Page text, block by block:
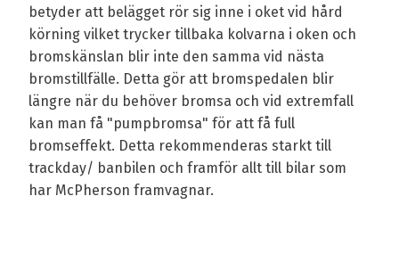
betyder att belägget rör sig inne i oket vid hård
körning vilket trycker tillbaka kolvarna i oken och
bromskänslan blir inte den samma vid nästa
bromstillfälle. Detta gör att bromspedalen blir
längre när du behöver bromsa och vid extremfall
kan man få "pumpbromsa" för att få full
bromseffekt. Detta rekommenderas starkt till
trackday/ banbilen och framför allt till bilar som
har McPherson framvagnar.